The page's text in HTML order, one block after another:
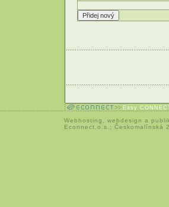
Easy
Webhosting webdesign a
Econnect,o.s.;